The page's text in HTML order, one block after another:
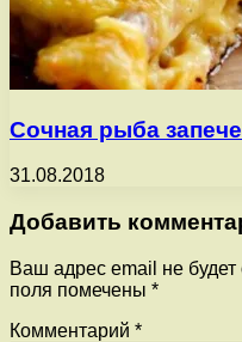
Сочная рыба
31.08.2018
Добавить
Ваш адрес email не будет
поля помечены *
Комментарий *